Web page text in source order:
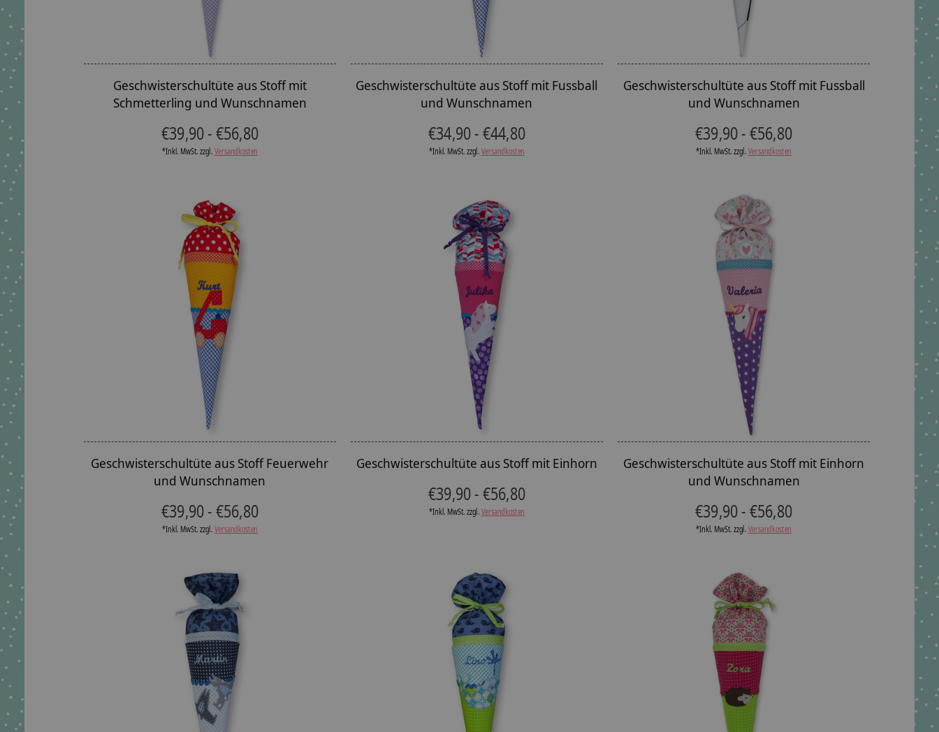
Geschwisterschultüte aus Stoff mit
Schmetterling und Wunschnamen
€39,90 - €56,80
*Inkl. MwSt. zzgl.Versandkosten
Geschwisterschultüte aus Stoff mit Fussball
und Wunschnamen
€34,90 - €44,80
*Inkl. MwSt. zzgl.Versandkosten
Geschwisterschultüte aus Stoff mit Fussball
und Wunschnamen
€39,90 - €56,80
*Inkl. MwSt. zzgl.Versandkosten
Geschwisterschultüte aus Stoff Feuerwehr
und Wunschnamen
€39,90 - €56,80
*Inkl. MwSt. zzgl.Versandkosten
Geschwisterschultüte aus Stoff mit Einhorn
€39,90 - €56,80
*Inkl. MwSt. zzgl.Versandkosten
Geschwisterschultüte aus Stoff mit Einhorn
und Wunschnamen
€39,90 - €56,80
*Inkl. MwSt. zzgl.Versandkosten